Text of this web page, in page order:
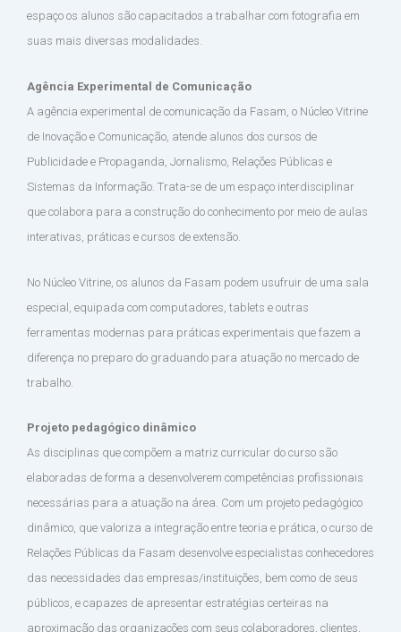
espaço os alunos são capacitados a trabalhar com fotografia em
suas mais diversas modalidades.
Agência Experimental de Comunicação
A agência experimental de comunicação da Fasam, o Núcleo Vitrine
de Inovação e Comunicação, atende alunos dos cursos de
Publicidade e Propaganda, Jornalismo, Relações Públicas e
Sistemas da Informação. Trata-se de um espaço interdisciplinar
que colabora para a construção do conhecimento por meio de aulas
interativas, práticas e cursos de extensão.
No Núcleo Vitrine, os alunos da Fasam podem usufruir de uma sala
especial, equipada com computadores, tablets e outras
ferramentas modernas para práticas experimentais que fazem a
diferença no preparo do graduando para atuação no mercado de
trabalho.
Projeto pedagógico dinâmico
As disciplinas que compõem a matriz curricular do curso são
elaboradas de forma a desenvolverem competências profissionais
necessárias para a atuação na área. Com um projeto pedagógico
dinâmico, que valoriza a integração entre teoria e prática, o curso de
Relações Públicas da Fasam desenvolve especialistas conhecedores
das necessidades das empresas/instituições, bem como de seus
públicos, e capazes de apresentar estratégias certeiras na
aproximação das organizações com seus colaboradores, clientes,